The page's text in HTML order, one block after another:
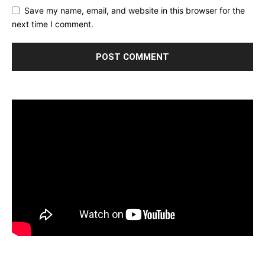
Save my name, email, and website in this browser for the
next time I comment.